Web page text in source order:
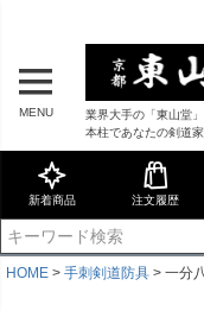
MENU
業界大手の「東山堂
本柱であなたの剣道
新着商品 注文履歴
HOME 手刺剣道防具 一分